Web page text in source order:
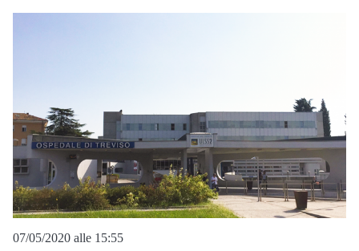
07/05/2020 alle 15:55